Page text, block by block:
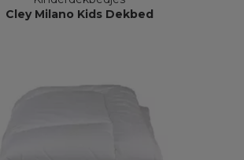
Cley Milano Kids Dekbed